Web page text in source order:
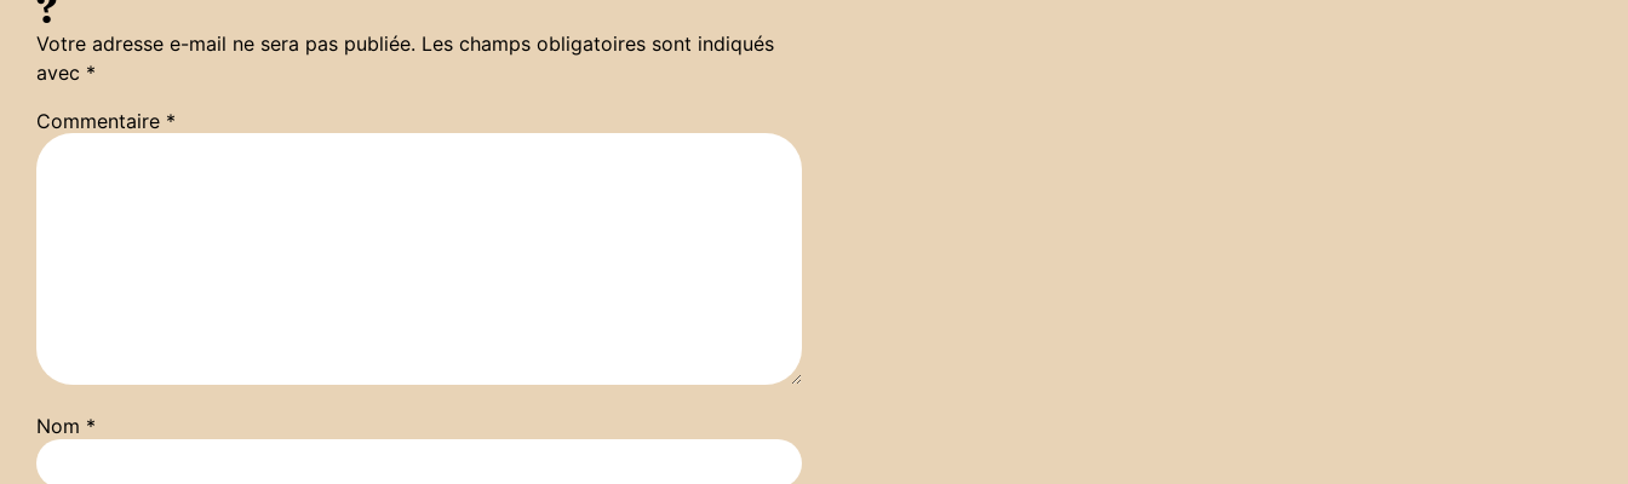
Votre adresse e-mail ne sera pas publiée. Les champs obligatoires sont indiqués
avec *
Commentaire *
Nom *